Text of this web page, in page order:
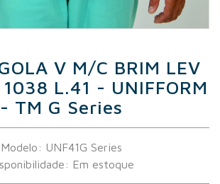
V M/C BRIM LEV
L.41 - UNIFFORM
- TM G Series
Modelo: UNF41G Series
Em estoque